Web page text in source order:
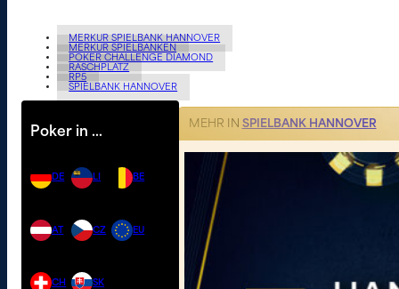
MERKUR SPIELBANK HANNOVER
MERKUR SPIELBANKEN
POKER CHALLENGE DIAMOND
RASCHPLATZ
RP5
SPIELBANK HANNOVER
Poker in …
DE
AT
CH
LI
CZ
SK
BE
EU
MEHR IN SPIELBANK HANNOVER